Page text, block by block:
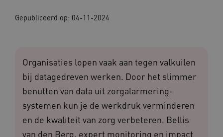
Gepubliceerd op: 04-11-2024
Organisaties lopen vaak aan tegen valkuilen
bij datagedreven werken. Door het slimmer
benutten van data uit zorgalarmering-
systemen kun je de werkdruk verminderen
en de kwaliteit van zorg verbeteren. Bellis
van den Berg, expert monitoring en impact